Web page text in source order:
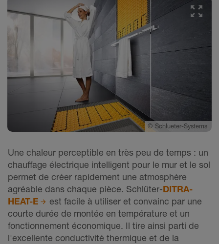
© Schlueter-Systems
Une chaleur perceptible en très peu de temps : un
chauffage électrique intelligent pour le mur et le sol
permet de créer rapidement une atmosphère
agréable dans chaque pièce. Schlüter-DITRA-
HEAT-E
est facile à utiliser et convainc par une
courte durée de montée en température et un
fonctionnement économique. Il tire ainsi parti de
l'excellente conductivité thermique et de la